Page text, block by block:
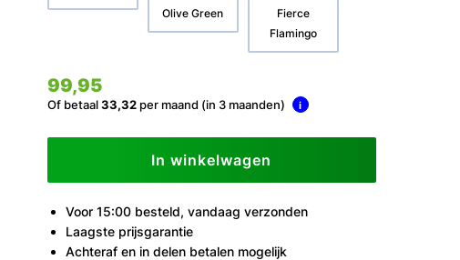
Olive Green
Fierce
Flamingo
99,95
Of betaal33,32per maand (in 3 maanden) i
In winkelwagen
Voor 15:00 besteld, vandaag verzonden
Laagste prijsgarantie
Achteraf en in delen betalen mogelijk